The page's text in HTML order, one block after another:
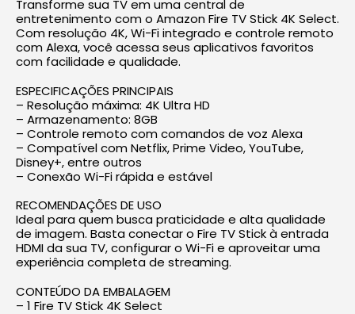
Transforme sua TV em uma central de
entretenimento com o Amazon Fire TV Stick 4K Select.
Com resolução 4K, Wi-Fi integrado e controle remoto
com Alexa, você acessa seus aplicativos favoritos
com facilidade e qualidade.
ESPECIFICAÇÕES PRINCIPAIS
– Resolução máxima: 4K Ultra HD
– Armazenamento: 8GB
– Controle remoto com comandos de voz Alexa
– Compatível com Netflix, Prime Video, YouTube,
Disney+, entre outros
– Conexão Wi-Fi rápida e estável
RECOMENDAÇÕES DE USO
Ideal para quem busca praticidade e alta qualidade
de imagem. Basta conectar o Fire TV Stick à entrada
HDMI da sua TV, configurar o Wi-Fi e aproveitar uma
experiência completa de streaming.
CONTEÚDO DA EMBALAGEM
– 1 Fire TV Stick 4K Select